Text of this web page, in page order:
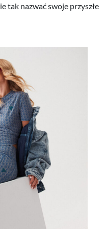
tak nazwać swoje przyszłe